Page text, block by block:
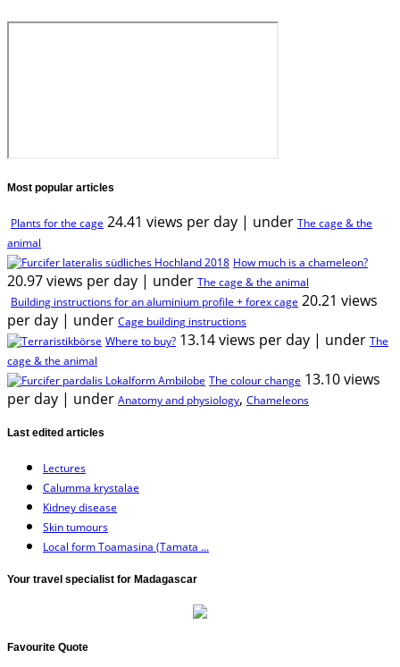
Most popular articles
Plants for the cage 24.41 views per day | under The cage & the
animal
How much is a chameleon?
20.97 views per day | under The cage & the animal
Building instructions for an aluminium profile + forex cage 20.21 views
per day | under Cage building instructions
Where to buy? 13.14 views per day | under The
cage & the animal
The colour change 13.10 views
per day | under Anatomy and physiology, Chameleons
Last edited articles
Lectures
Calumma krystalae
Kidney disease
Skin tumours
Local form Toamasina (Tamata ...
Your travel specialist for Madagascar
Favourite Quote